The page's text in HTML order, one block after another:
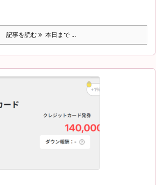
記事を読む 本日まで ...